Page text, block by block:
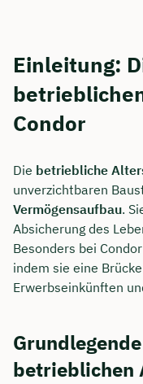
Einleitung:
Condor
Die betriebliche
unverzichtbaren
Vermögensaufbau.
Absicherung des
Besonders bei
indem sie eine
Erwerbseinkünften
betrieblichen